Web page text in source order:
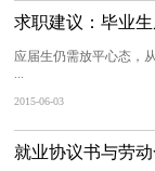
求职建议：毕业
应届生仍需放平心态，
...
2015-06-03
就业协议书与劳